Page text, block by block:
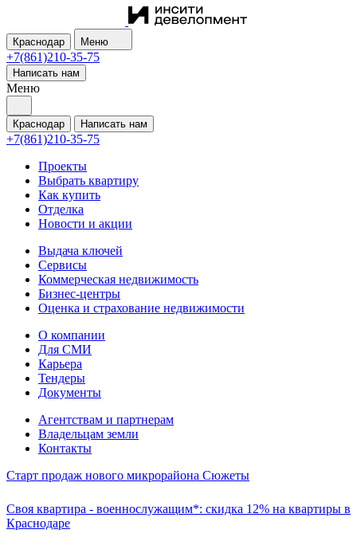
Краснодар Меню
+7(861)210-35-75
Написать нам
Меню
Краснодар Написать нам
+7(861)210-35-75
Проекты
Выбрать квартиру
Как купить
Отделка
Новости и акции
Выдача ключей
Сервисы
Коммерческая недвижимость
Бизнес-центры
Оценка и страхование недвижимости
О компании
Для СМИ
Карьера
Тендеры
Документы
Агентствам и партнерам
Владельцам земли
Контакты
Старт продаж нового микрорайона Сюжеты
Своя квартира - военнослужащим*: скидка 12% на квартиры в
Краснодаре